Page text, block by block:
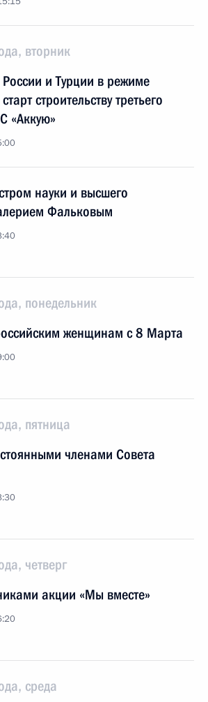
вторник
и Турции в режиме
строительству третьего
«Аккую»
науки и высшего
Фальковым
понедельник
женщинам с 8 Марта
пятница
членами Совета
четверг
акции «Мы вместе»
среда